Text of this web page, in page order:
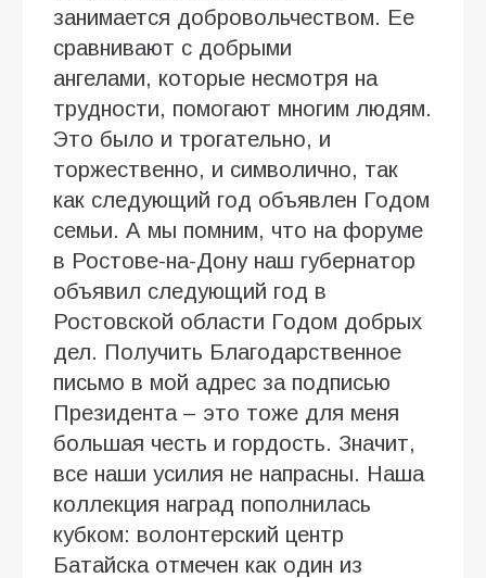
занимается добровольчеством. Ее
сравнивают с добрыми
ангелами, которые несмотря на
трудности, помогают многим людям.
Это было и трогательно, и
торжественно, и символично, так
как следующий год объявлен Годом
семьи. А мы помним, что на форуме
в Ростове-на-Дону наш губернатор
объявил следующий год в
Ростовской области Годом добрых
дел. Получить Благодарственное
письмо в мой адрес за подписью
Президента – это тоже для меня
большая честь и гордость. Значит,
все наши усилия не напрасны. Наша
коллекция наград пополнилась
кубком: волонтерский центр
Батайска отмечен как один из